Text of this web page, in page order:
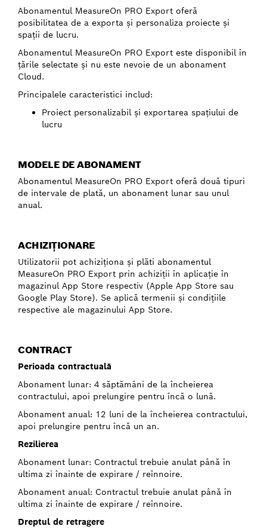
Abonamentul MeasureOn PRO Export oferă
posibilitatea de a exporta şi personaliza proiecte şi
spaţii de lucru.
Abonamentul MeasureOn PRO Export este disponibil în
ţările selectate şi nu este nevoie de un abonament
Cloud.
Principalele caracteristici includ:
Proiect personalizabil şi exportarea spaţiului de
lucru
MODELE DE ABONAMENT
Abonamentul MeasureOn PRO Export oferă două tipuri
de intervale de plată, un abonament lunar sau unul
anual.
ACHIZIŢIONARE
Utilizatorii pot achiziţiona şi plăti abonamentul
MeasureOn PRO Export prin achiziţii în aplicaţie în
magazinul App Store respectiv (Apple App Store sau
Google Play Store). Se aplică termenii şi condiţiile
respective ale magazinului App Store.
CONTRACT
Perioada contractuală
Abonament lunar: 4 săptămâni de la încheierea
contractului, apoi prelungire pentru încă o lună.
Abonament anual: 12 luni de la încheierea contractului,
apoi prelungire pentru încă un an.
Rezilierea
Abonament lunar: Contractul trebuie anulat până în
ultima zi înainte de expirare / reînnoire.
Abonament anual: Contractul trebuie anulat până în
ultima zi înainte de expirare / reînnoire.
Dreptul de retragere